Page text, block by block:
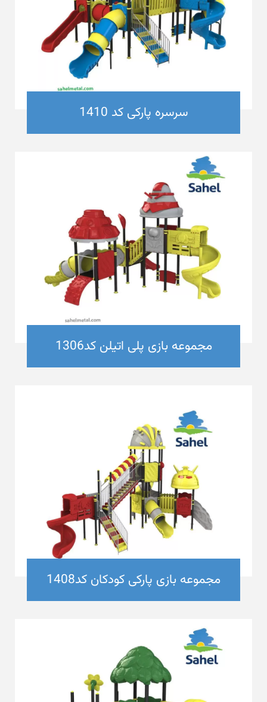
سرسره پارکی کد 1410
مجموعه بازی پلی اتیلن کد1306
مجموعه بازی پارکی کودکان کد1408